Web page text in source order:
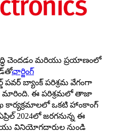
చెందడం మరియు ప్రయాణంలో
ఛార్జింగ్
పవర్ బ్యాంక్ పరిశ్రమ వేగంగా
మారింది. ఈ పరిశ్రమలో తాజా
కార్యక్రమాలలో ఒకటి హాంకాంగ్
2024లో జరగనున్న ఈ
వినియోగదారుల నుండి